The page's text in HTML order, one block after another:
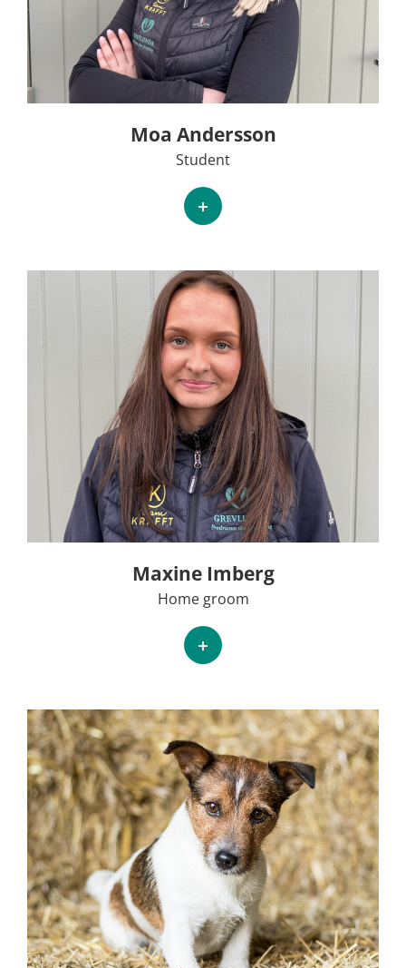
Moa Andersson
Student
+
Maxine Imberg
Home groom
+